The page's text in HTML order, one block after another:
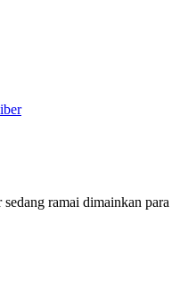
ramai dimainkan para